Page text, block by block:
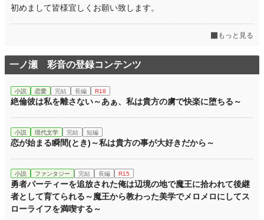
初めまして皆様宜しくお願い致します。
もっと見る
一ノ瀬 彩音の登録コンテンツ
小説 恋愛 完結 長編 R18
絶倫彼は私を離さない～あぁ、私は貴方の虜で快楽に堕ちる～
小説 現代文学 完結 短編
恋が始まる瞬間(とき)～私は貴方の事が大好きだから～
小説 ファンタジー 完結 長編 R15
勇者パーティーを追放された俺は辺境の地で魔王に拾われて後継
者として育てられる～魔王から教わった美学でメロメロにしてス
ローライフを満喫する～